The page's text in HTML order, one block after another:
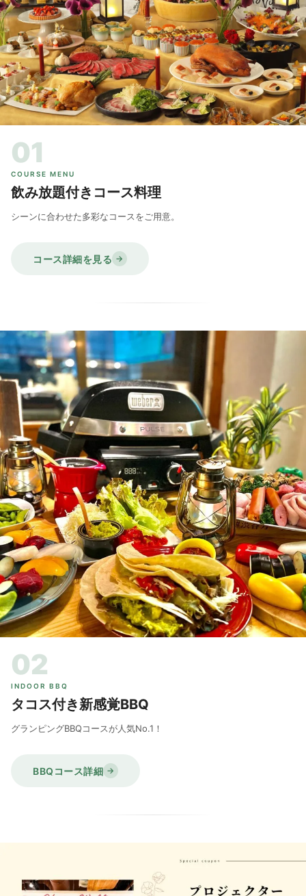
01
COURSE MENU
飲み放題付きコース料理
シーンに合わせた多彩なコースをご用意。
コース詳細を見る →
02
INDOOR BBQ
タコス付き新感覚BBQ
グランピングBBQコースが人気No.1！
BBQコース詳細 →